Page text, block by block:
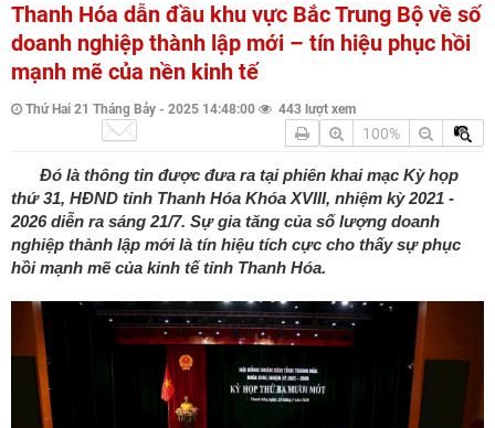
Thanh Hóa dẫn đầu khu vực Bắc Trung Bộ về số
doanh nghiệp thành lập mới – tín hiệu phục hồi
mạnh mẽ của nền kinh tế
Thứ Hai 21 Tháng Bảy - 2025 14:48:00 443 lượt xem
100%
Đó là thông tin được đưa ra tại phiên khai mạc Kỳ họp
thứ 31, HĐND tỉnh Thanh Hóa Khóa XVIII, nhiệm kỳ 2021 -
2026 diễn ra sáng 21/7. Sự gia tăng của số lượng doanh
nghiệp thành lập mới là tín hiệu tích cực cho thấy sự phục
hồi mạnh mẽ của kinh tế tỉnh Thanh Hóa.